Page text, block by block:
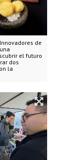
de
el futuro
dos
la